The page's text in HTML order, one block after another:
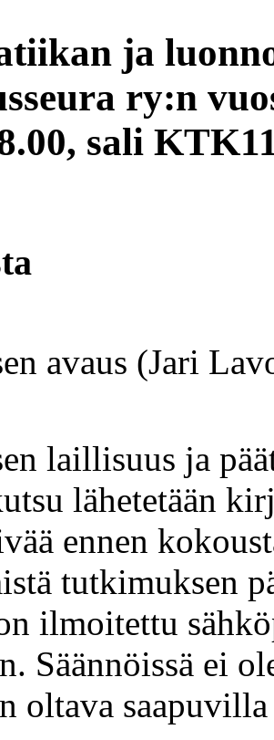
ja
ry:n
sali
avaus (Jari
laillisuus ja
lähetetään
ennen
tutkimuksen
ilmoitettu
Säännöissä ei
oltava